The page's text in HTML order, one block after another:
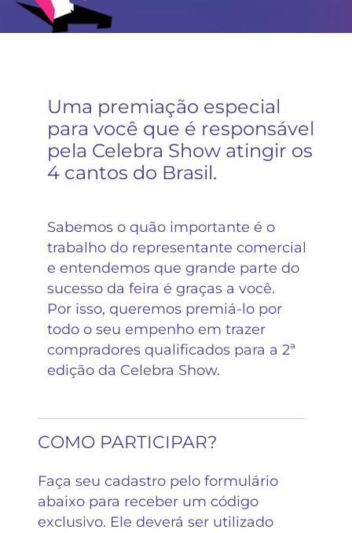
Uma premiação especial
para você que é responsável
pela Celebra Show atingir os
4 cantos do Brasil.
Sabemos o quão importante é o
trabalho do representante comercial
e entendemos que grande parte do
sucesso da feira é graças a você.
Por isso, queremos premiá-lo por
todo o seu empenho em trazer
compradores qualificados para a 2ª
edição da Celebra Show.
COMO PARTICIPAR?
Faça seu cadastro pelo formulário
abaixo para receber um código
exclusivo. Ele deverá ser utilizado